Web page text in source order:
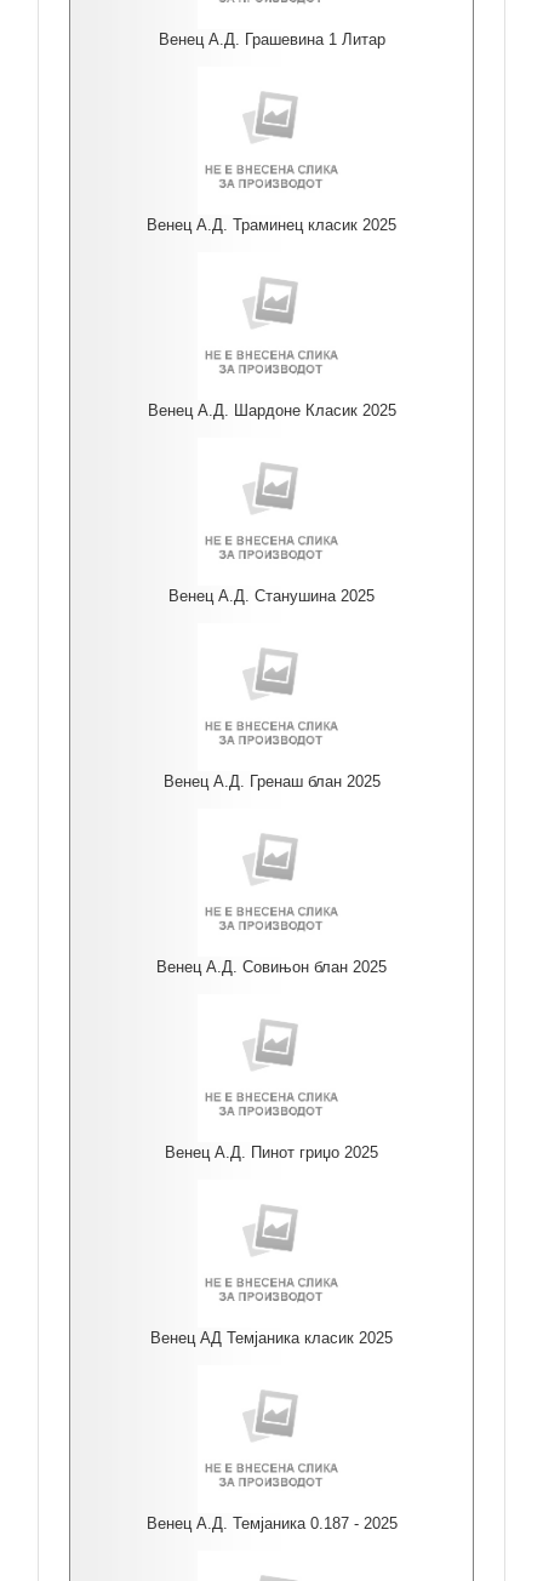
Венец А.Д. Грашевина 1 Литар
Венец А.Д. Траминец класик 2025
Венец А.Д. Шардоне Класик 2025
Венец А.Д. Станушина 2025
Венец А.Д. Гренаш блан 2025
Венец А.Д. Совињон блан 2025
Венец А.Д. Пинот гриџо 2025
Венец АД Темјаника класик 2025
Венец А.Д. Темјаника 0.187 - 2025